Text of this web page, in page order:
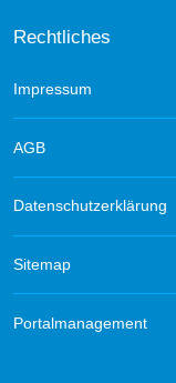
Rechtliches
Impressum
AGB
Datenschutzerklärung
Sitemap
Portalmanagement